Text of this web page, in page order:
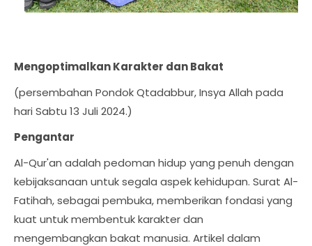
Mengoptimalkan Karakter dan Bakat
(persembahan Pondok Qtadabbur, Insya Allah pada
hari Sabtu 13 Juli 2024.)
Pengantar
Al-Qur'an adalah pedoman hidup yang penuh dengan
kebijaksanaan untuk segala aspek kehidupan. Surat Al-
Fatihah, sebagai pembuka, memberikan fondasi yang
kuat untuk membentuk karakter dan
mengembangkan bakat manusia. Artikel dalam